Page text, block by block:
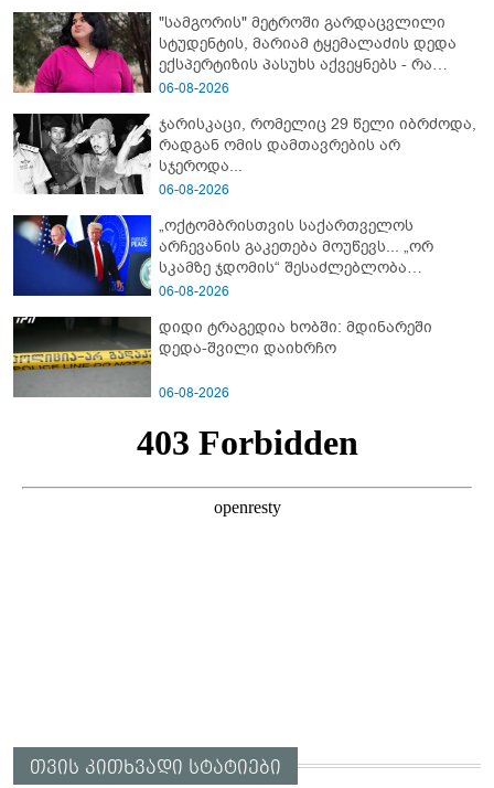
"სამგორის" მეტროში გარდაცვლილი
სტუდენტის, მარიამ ტყემალაძის დედა
ექსპერტიზის პასუხს აქვეყნებს - რა
გახდა გოგონას გარდაცვალების მიზეზი?
06-08-2026
ჯარისკაცი, რომელიც 29 წელი იბრძოდა,
რადგან ომის დამთავრების არ
სჯეროდა...
06-08-2026
„ოქტომბრისთვის საქართველოს
არჩევანის გაკეთება მოუწევს... „ორ
სკამზე ჯდომის“ შესაძლებლობა
შეიძლება დასრულდეს“ - მირიან
06-08-2026
დიდი ტრაგედია ხობში: მდინარეში
დედა-შვილი დაიხრჩო
06-08-2026
თვის კითხვადი სტატიები